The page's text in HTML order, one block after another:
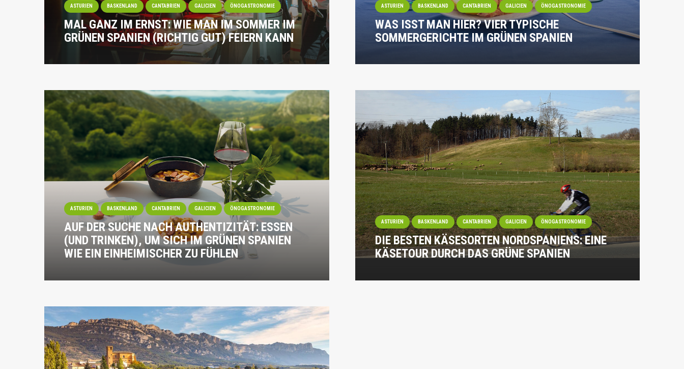
ASTURIEN BASKENLAND CANTABRIEN GALICIEN ÖNOGASTRONOMIE
MAL GANZ IM ERNST: WIE MAN IM SOMMER IM
GRÜNEN SPANIEN (RICHTIG GUT) FEIERN KANN
ASTURIEN BASKENLAND CANTABRIEN GALICIEN ÖNOGASTRONOMIE
WAS ISST MAN HIER? VIER TYPISCHE
SOMMERGERICHTE IM GRÜNEN SPANIEN
ASTURIEN BASKENLAND CANTABRIEN GALICIEN ÖNOGASTRONOMIE
AUF DER SUCHE NACH AUTHENTIZITÄT: ESSEN
(UND TRINKEN), UM SICH IM GRÜNEN SPANIEN
WIE EIN EINHEIMISCHER ZU FÜHLEN
ASTURIEN BASKENLAND CANTABRIEN GALICIEN ÖNOGASTRONOMIE
DIE BESTEN KÄSESORTEN NORDSPANIENS: EINE
KÄSETOUR DURCH DAS GRÜNE SPANIEN